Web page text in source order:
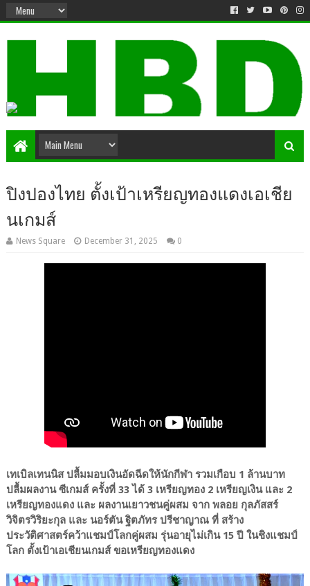
ปิงปองไทย ตั้งเป้าเหรียญทองแดงเอเชีย
นเกมส์
News Square December 31, 2025 0
เทเบิลเทนนิส ปลื้มมอบเงินอัดฉีดให้นักกีฬา รวมเกือบ 1 ล้านบาท
ปลื้มผลงาน ซีเกมส์ ครั้งที่ 33 ได้ 3 เหรียญทอง 2 เหรียญเงิน และ 2
เหรียญทองแดง และ ผลงานเยาวชนคู่ผสม จาก พลอย กุลภัสสร์
วิจิตรวิริยะกุล และ นอร์ตัน ฐิตภัทร ปรีชาญาณ ที่ สร้าง
ประวัติศาสตร์คว้าแชมป์โลกคู่ผสม รุ่นอายุไม่เกิน 15 ปี ในชิงแชมป์
โลก ตั้งเป้าเอเชียนเกมส์ ขอเหรียญทองแดง